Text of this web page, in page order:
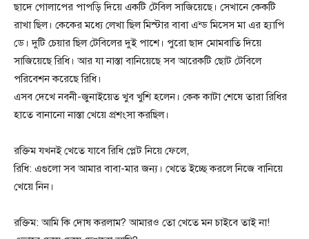
ছাদে গোলাপের পাপড়ি দিয়ে একটি টেবিল সাজিয়েছে। সেখানে কেকটি
রাখা ছিল। কেকের মধ্যে লেখা ছিল মিস্টার বাবা এন্ড মিসেস মা এর হ্যাপি
ডে। দুটি চেয়ার ছিল টেবিলের দুই পাশে। পুরো ছাদ মোমবাতি দিয়ে
সাজিয়েছে রিধি। আর যা নাস্তা বানিয়েছে সব আরেকটি ছোট টেবিলে
পরিবেশন করেছে রিধি।
এসব দেখে নবনী-জুনাইয়েত খুব খুশি হলেন। কেক কাটা শেষে তারা রিধির
হাতে বানানো নাস্তা খেয়ে প্রশংসা করছিল।
রক্তিম যখনই খেতে যাবে রিধি প্লেট নিয়ে ফেলে,
রিধি: এগুলো সব আমার বাবা-মার জন্য। খেতে ইচ্ছে করলে নিজে বানিয়ে
খেয়ে নিন।
রক্তিম: আমি কি দোষ করলাম? আমারও তো খেতে মন চাইবে তাই না!